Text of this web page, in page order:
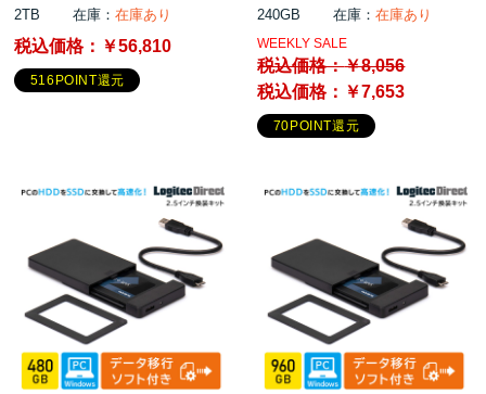
2TB 在庫：在庫あり
税込価格： ￥56,810
516POINT還元
240GB 在庫：在庫あり
WEEKLY SALE
税込価格：￥8,056
税込価格： ￥7,653
70POINT還元